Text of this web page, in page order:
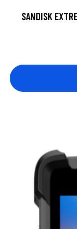
SANDISK